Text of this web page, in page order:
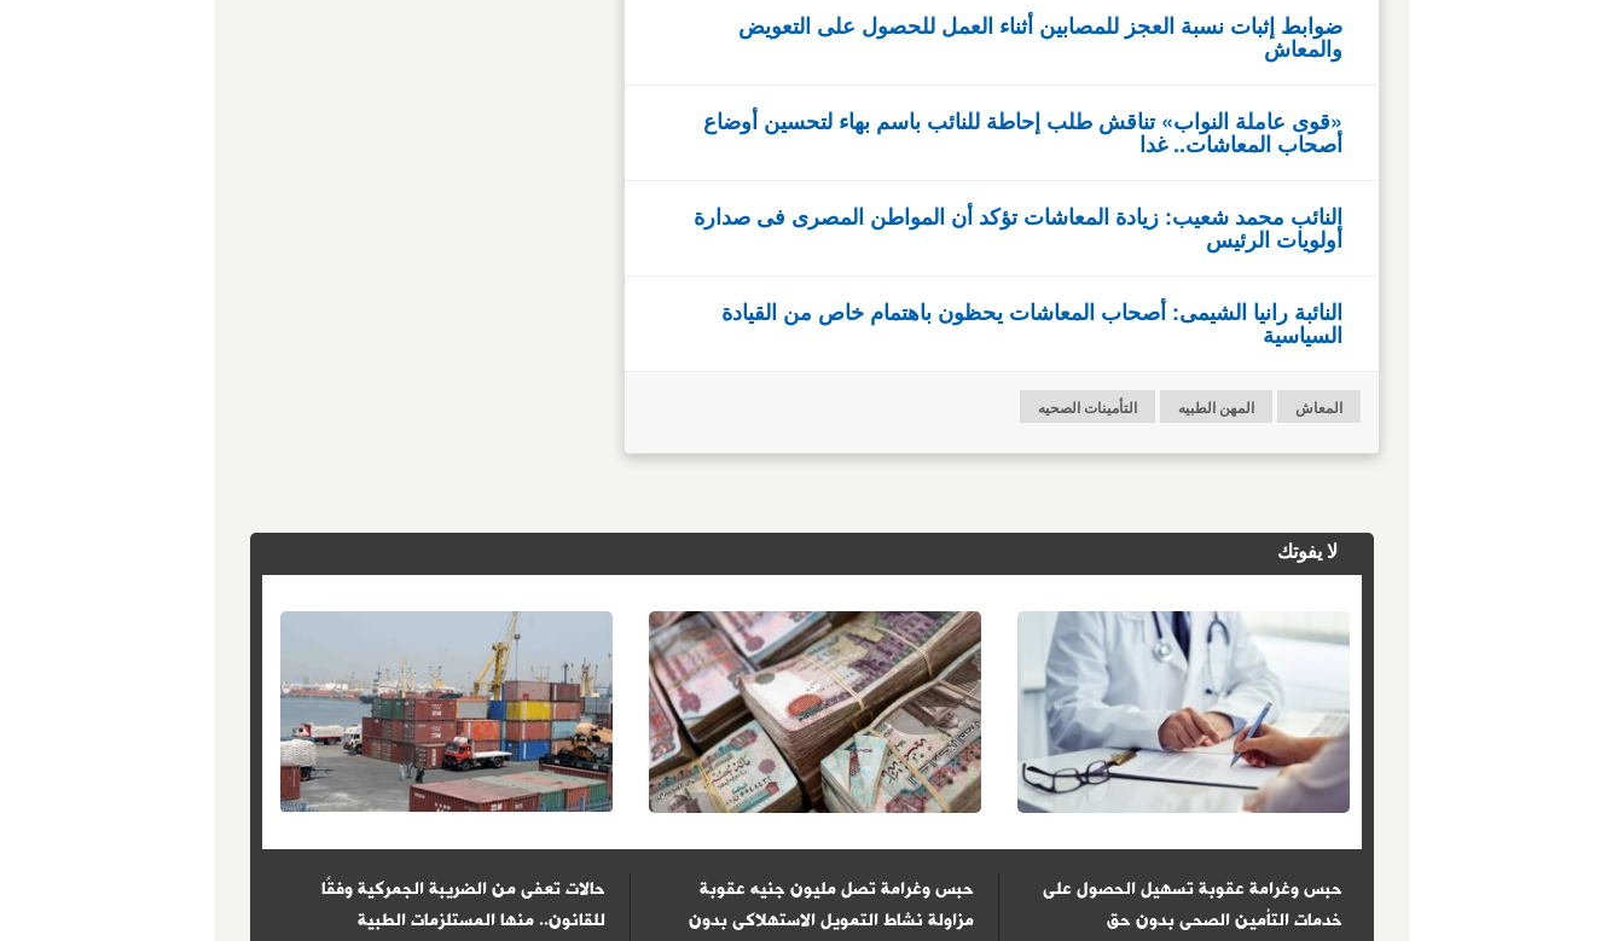
ضوابط إثبات نسبة العجز للمصابين أثناء العمل للحصول على التعويض
والمعاش
«قوى عاملة النواب» تناقش طلب إحاطة للنائب باسم بهاء لتحسين أوضاع
أصحاب المعاشات.. غدا
النائب محمد شعيب: زيادة المعاشات تؤكد أن المواطن المصرى فى صدارة
أولويات الرئيس
النائبة رانيا الشيمى: أصحاب المعاشات يحظون باهتمام خاص من القيادة
السياسية
المعاش المهن الطبيه التأمينات الصحيه
لا يفوتك
حالات تعفى من الضريبة الجمركية وفقًا
للقانون.. منها المستلزمات الطبية
حبس وغرامة تصل مليون جنيه عقوبة
مزاولة نشاط التمويل الاستهلاكى بدون
حبس وغرامة عقوبة تسهيل الحصول على
خدمات التأمين الصحى بدون حق